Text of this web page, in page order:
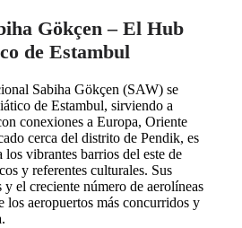
Gökçen – El Hub
de Estambul
Sabiha Gökçen (SAW) se
de Estambul, sirviendo a
conexiones a Europa, Oriente
cerca del distrito de Pendik, es
los vibrantes barrios del este de
y referentes culturales. Sus
y el creciente número de aerolíneas
los aeropuertos más concurridos y